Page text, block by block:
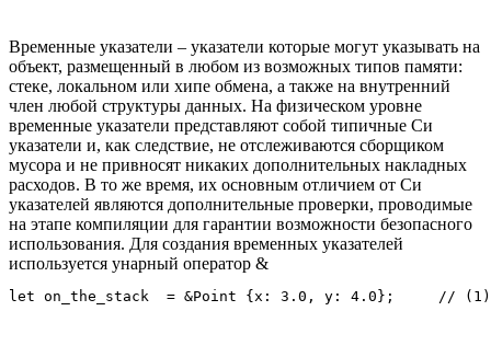
Временные указатели – указатели которые могут указывать на
объект, размещенный в любом из возможных типов памяти:
стеке, локальном или хипе обмена, а также на внутренний
член любой структуры данных. На физическом уровне
временные указатели представляют собой типичные Си
указатели и, как следствие, не отслеживаются сборщиком
мусора и не привносят никаких дополнительных накладных
расходов. В то же время, их основным отличием от Си
указателей являются дополнительные проверки, проводимые
на этапе компиляции для гарантии возможности безопасного
использования. Для создания временных указателей
используется унарный оператор &